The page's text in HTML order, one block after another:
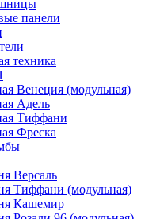
панели
техника
Венеция (модульная)
Адель
Тиффани
Фреска
Версаль
Тиффани (модульная)
Кашемир